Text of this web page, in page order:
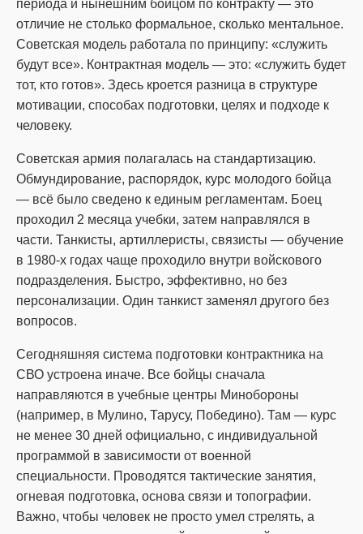
периода и нынешним бойцом по контракту — это
отличие не столько формальное, сколько ментальное.
Советская модель работала по принципу: «служить
будут все». Контрактная модель — это: «служить будет
тот, кто готов». Здесь кроется разница в структуре
мотивации, способах подготовки, целях и подходе к
человеку.
Советская армия полагалась на стандартизацию.
Обмундирование, распорядок, курс молодого бойца
— всё было сведено к единым регламентам. Боец
проходил 2 месяца учебки, затем направлялся в
части. Танкисты, артиллеристы, связисты — обучение
в 1980-х годах чаще проходило внутри войскового
подразделения. Быстро, эффективно, но без
персонализации. Один танкист заменял другого без
вопросов.
Сегодняшняя система подготовки контрактника на
СВО устроена иначе. Все бойцы сначала
направляются в учебные центры Минобороны
(например, в Мулино, Тарусу, Победино). Там — курс
не менее 30 дней официально, с индивидуальной
программой в зависимости от военной
специальности. Проводятся тактические занятия,
огневая подготовка, основа связи и топографии.
Важно, чтобы человек не просто умел стрелять, а